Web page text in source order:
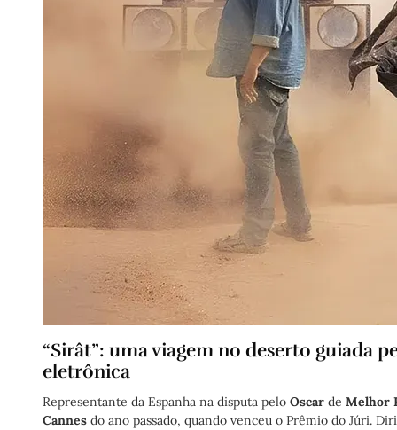
“Sirât”: uma viagem no deserto guiada
eletrônica
Representante da Espanha na disputa pelo Oscar de Melhor
Cannes do ano passado, quando venceu o Prêmio do Júri.